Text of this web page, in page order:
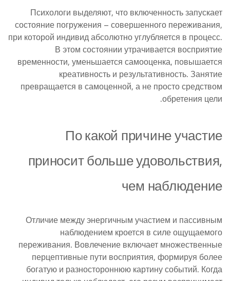
Психологи выделяют, что включенность запускает
состояние погружения – совершенного переживания,
при которой индивид абсолютно углубляется в процесс.
В этом состоянии утрачивается восприятие
временности, уменьшается самооценка, повышается
креативность и результативность. Занятие
превращается в самоценной, а не просто средством
обретения цели.
По какой причине участие
приносит больше удовольствия,
чем наблюдение
Отличие между энергичным участием и пассивным
наблюдением кроется в силе ощущаемого
переживания. Вовлечение включает множественные
перцептивные пути восприятия, формируя более
богатую и разностороннюю картину событий. Когда